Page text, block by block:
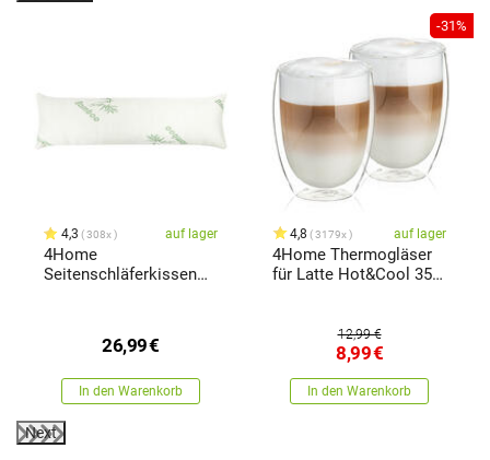
4,3 308x auf lager
4Home
Seitenschläferkissen
26,99€
In den Warenkorb
-31%
4,8 3179x auf lager
4Home Thermogläser
für Latte Hot&Cool 350
12,99 €
8,99€
In den Warenkorb
Next